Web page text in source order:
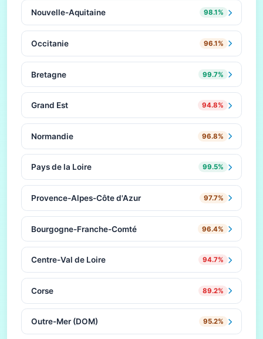
Nouvelle-Aquitaine 98.1%
Occitanie 96.1%
Bretagne 99.7%
Grand Est 94.8%
Normandie 96.8%
Pays de la Loire 99.5%
Provence-Alpes-Côte d'Azur 97.7%
Bourgogne-Franche-Comté 96.4%
Centre-Val de Loire 94.7%
Corse 89.2%
Outre-Mer (DOM) 95.2%